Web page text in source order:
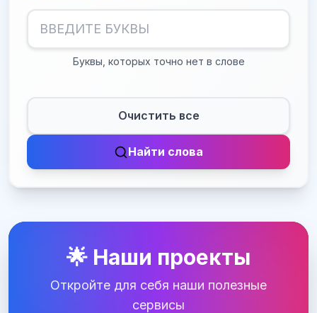
Буквы, которых точно нет в слове
Очистить все
Найти слова
🌟 Наши проекты
Откройте для себя наши полезные
сервисы